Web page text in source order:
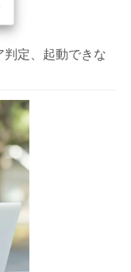
判定、起動できな